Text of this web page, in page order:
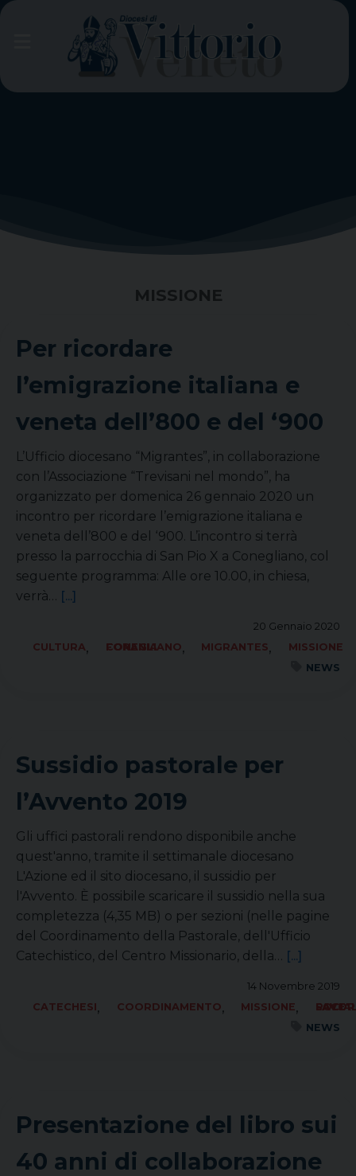
Skip
MISSIONE
Per ricordare
l’emigrazione italiana e
veneta dell’800 e del ‘900
L’Ufficio diocesano “Migrantes”, in collaborazione
con l’Associazione “Trevisani nel mondo”, ha
organizzato per domenica 26 gennaio 2020 un
incontro per ricordare l’emigrazione italiana e
veneta dell’800 e del ‘900. L’incontro si terrà
presso la parrocchia di San Pio X a Conegliano, col
seguente programma: Alle ore 10.00, in chiesa,
verrà… [...]
20 Gennaio 2020
CULTURA, FORANIA CONEGLIANO, MIGRANTES,
MISSIONE
NEWS
Sussidio pastorale per
l’Avvento 2019
Gli uffici pastorali rendono disponibile anche
quest'anno, tramite il settimanale diocesano
L'Azione ed il sito diocesano, il sussidio per
l'Avvento. È possibile scaricare il sussidio nella sua
completezza (4,35 MB) o per sezioni (nelle pagine
del Coordinamento della Pastorale, dell'Ufficio
Catechistico, del Centro Missionario, della… [...]
14 Novembre 2019
CATECHESI, COORDINAMENTO, MISSIONE,
SOCIALE LAVORO PACE
NEWS
Presentazione del libro sui
40 anni di collaborazione